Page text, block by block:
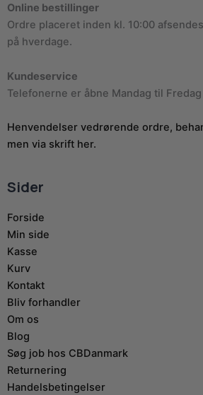
Online bestillinger
Ordre placeret inden kl. 10:00
på hverdage.
Kundeservice
Telefonerne er åbne Mandag til
Henvendelser vedrørende ordre,
men via skrift her.
Sider
Forside
Min side
Kasse
Kurv
Kontakt
Bliv forhandler
Om os
Blog
Søg job hos CBDanmark
Returnering
Handelsbetingelser